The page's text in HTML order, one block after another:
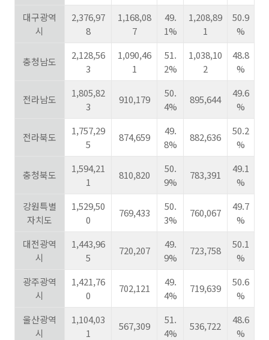
대구광역
시
2,376,97
8
1,168,08
7
49.
1%
1,208,89
1
50.9
%
충청남도
2,128,56
3
1,090,46
1
51.
2%
1,038,10
2
48.8
%
전라남도
1,805,82
3
910,179
50.
4%
895,644
49.6
%
전라북도
1,757,29
5
874,659
49.
8%
882,636
50.2
%
충청북도
1,594,21
1
810,820
50.
9%
783,391
49.1
%
강원특별
자치도
1,529,50
0
769,433
50.
3%
760,067
49.7
%
대전광역
시
1,443,96
5
720,207
49.
9%
723,758
50.1
%
광주광역
시
1,421,76
0
702,121
49.
4%
719,639
50.6
%
울산광역
시
1,104,03
1
567,309
51.
4%
536,722
48.6
%